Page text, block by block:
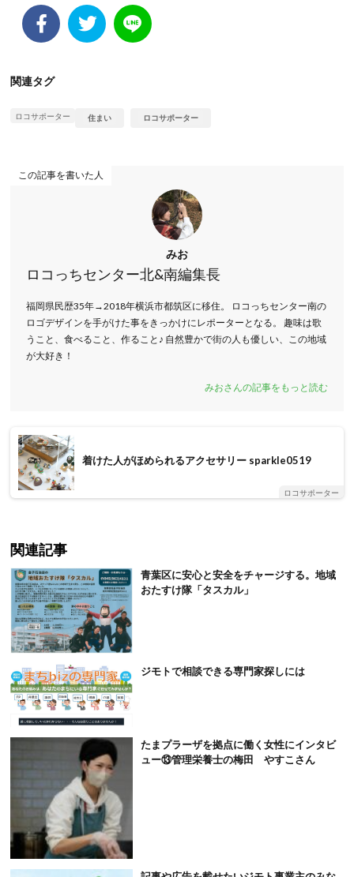
関連タグ
ロコサポーター 住まい ロコサポーター
この記事を書いた人
みお
ロコっちセンター北&南編集長
福岡県民歴35年→2018年横浜市都筑区に移住。 ロコっちセンター南の
ロゴデザインを手がけた事をきっかけにレポーターとなる。 趣味は歌
うこと、食べること、作ること♪ 自然豊かで街の人も優しい、この地域
が大好き！
みおさんの記事をもっと読む
着けた人がほめられるアクセサリー sparkle0519
ロコサポーター
関連記事
青葉区に安心と安全をチャージする。地域
おたすけ隊「タスカル」
ジ‌モ‌ト‌で‌相‌談‌で‌き‌る‌専‌門‌家‌探‌し‌に‌は
たまプラーザを拠点に働く女性にインタビ
ュー⑬管理栄養士の梅田 やすこさん